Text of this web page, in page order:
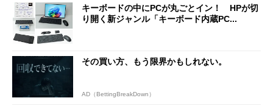
キーボードの中にPCが丸ごとイン！ HPが切
り開く新ジャンル「キーボード内蔵PC...
その買い方、もう限界かもしれない。
AD（BettingBreakDown）